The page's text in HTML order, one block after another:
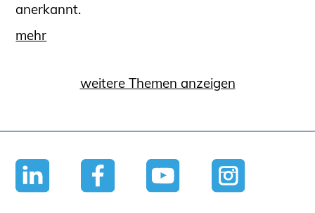
anerkannt.
mehr
weitere Themen anzeigen